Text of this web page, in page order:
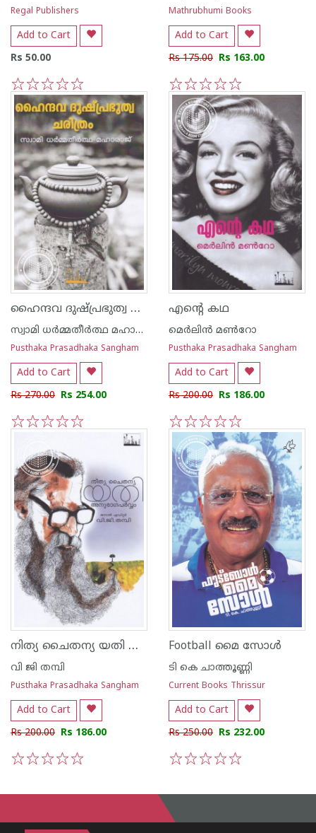
Regal Publishers
Add to Cart
Rs 50.00
5
4
3
2
1
Mathrubhumi Books
Add to Cart
Rs 175.00 Rs 163.00
5
4
3
2
1
ഹൈന്ദവ ദുഷ്പ്രഭുത്വ ചരിത്രം
സ്വാമി ധര്‍മ്മതീര്‍ത്ഥ മഹാരാജ്
Pusthaka Prasadhaka Sangham
Add to Cart
Rs 270.00 Rs 254.00
എന്റെ കഥ
മെര്‍ലിന്‍ മണ്‍റോ
Pusthaka Prasadhaka Sangham
Add to Cart
Rs 200.00 Rs 186.00
5
4
3
2
1
നിത്യ ചൈതന്യ യതി അനുരാഗ പര്‍വ്വം
വി ജി തമ്പി
Pusthaka Prasadhaka Sangham
Add to Cart
Rs 200.00 Rs 186.00
Football മൈ സോള്‍
ടി കെ ചാത്തൂണ്ണി
Current Books Thrissur
Add to Cart
Rs 250.00 Rs 232.00